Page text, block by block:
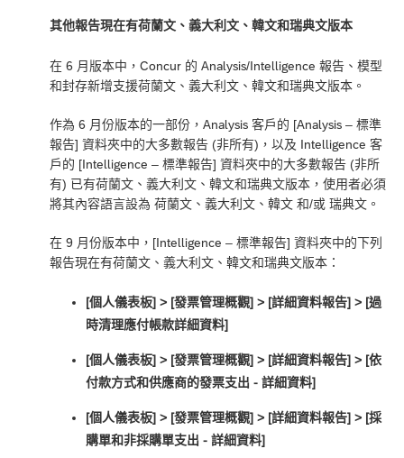
其他報告現在有荷蘭文、義大利文、韓文和瑞典文版本
在 6 月版本中，Concur 的 Analysis/Intelligence 報告、模型
和封存新增支援荷蘭文、義大利文、韓文和瑞典文版本。
作為 6 月份版本的一部份，Analysis 客戶的 [Analysis – 標準
報告] 資料夾中的大多數報告 (非所有)，以及 Intelligence 客
戶的 [Intelligence – 標準報告] 資料夾中的大多數報告 (非所
有) 已有荷蘭文、義大利文、韓文和瑞典文版本，使用者必須
將其內容語言設為 荷蘭文 、 義大利文 、 韓文 和/或 瑞典文 。
在 9 月份版本中，[Intelligence – 標準報告] 資料夾中的下列
報告現在有荷蘭文、義大利文、韓文和瑞典文版本：
[個人儀表板] > [發票管理概觀] > [詳細資料報告] > [過
時清理應付帳款詳細資料]
[個人儀表板] > [發票管理概觀] > [詳細資料報告] > [依
付款方式和供應商的發票支出 - 詳細資料]
[個人儀表板] > [發票管理概觀] > [詳細資料報告] > [採
購單和非採購單支出 - 詳細資料]